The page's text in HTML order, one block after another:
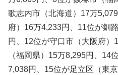
歌志内市（北海道）17万
府）16万4,233円、11位が釧
円、12位が守口市（大阪府
（福岡県）15万8,295円、14
7,038円、15位が足立区（東